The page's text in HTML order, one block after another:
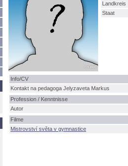
Landkreis
Staat
Info/CV
Kontakt na pedagoga Jelyzaveta Markus
Profession / Kenntnisse
Autor
Filme
Mistrovství světa v gymnastice